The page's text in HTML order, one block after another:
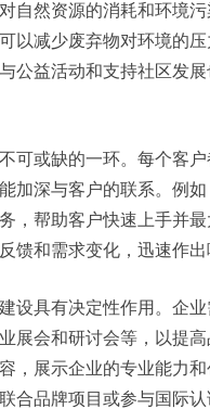
自然资源的消耗和环境
以减少废弃物对环境的
公益活动和支持社区发
可或缺的一环。每个客
加深与客户的联系。例
，帮助客户快速上手并
馈和需求变化，迅速作
设具有决定性作用。企
展会和研讨会等，以提
，展示企业的专业能力
合品牌项目或参与国际